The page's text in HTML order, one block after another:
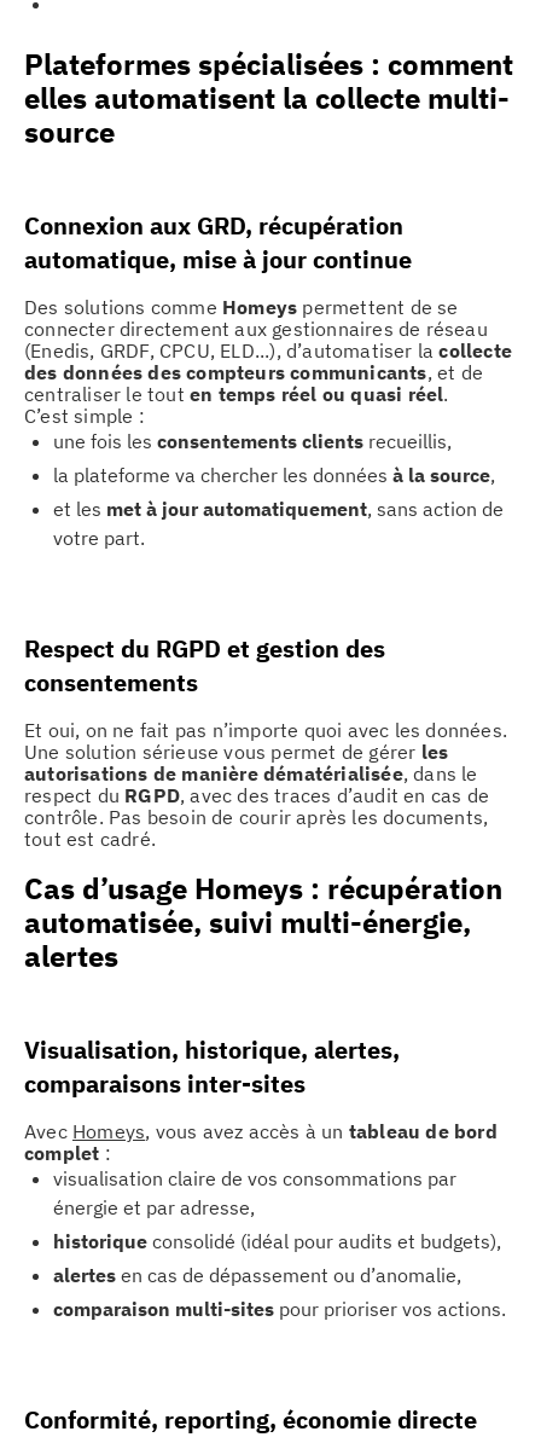
Plateformes spécialisées : comment
elles automatisent la collecte multi-
source
Connexion aux GRD, récupération
automatique, mise à jour continue
Des solutions comme Homeys permettent de se
connecter directement aux gestionnaires de réseau
(Enedis, GRDF, CPCU, ELD...), d’automatiser lacollecte
des données des compteurs communicants, et de
centraliser le tout en temps réel ou quasi réel.
C’est simple :
une fois les consentements clients recueillis,
la plateforme va chercher les données à la source,
et les met à jour automatiquement, sans action de
votre part.
Respect du RGPD et gestion des
consentements
Et oui, on ne fait pas n’importe quoi avec les données.
Une solution sérieuse vous permet de gérer les
autorisations de manière dématérialisée, dans le
respect du RGPD, avec des traces d’audit en cas de
contrôle. Pas besoin de courir après les documents,
tout est cadré.
Cas d’usage Homeys : récupération
automatisée, suivi multi-énergie,
alertes
Visualisation, historique, alertes,
comparaisons inter-sites
Avec Homeys, vous avez accès à un tableau de bord
complet :
visualisation claire de vos consommations par
énergie et par adresse,
historique consolidé (idéal pour audits et budgets),
alertes en cas de dépassement ou d’anomalie,
comparaison multi-sites pour prioriser vos actions.
Conformité, reporting, économie directe